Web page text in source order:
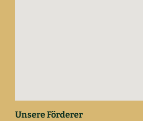
Unsere Förderer